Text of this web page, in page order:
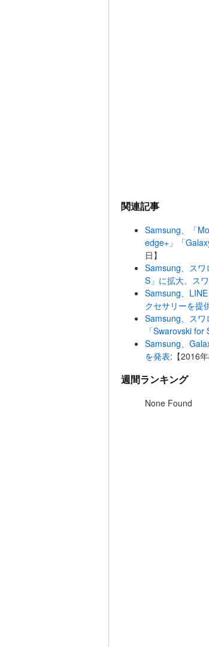
関連記事
Samsung、「
edge+」「
日】
Samsung、ス
S」に拡大、ス
Samsung、
クセサリーを提
Samsung、ス
「Swarovski
Samsung、
を発表:【2016年
週間ランキング
None Found